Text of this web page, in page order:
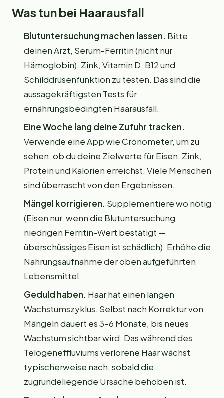
Was tun bei Haarausfall
Blutuntersuchung machen lassen. Bitte
deinen Arzt, Serum-Ferritin (nicht nur
Hämoglobin), Zink, Vitamin D, B12 und
Schilddrüsenfunktion zu testen. Das sind die
aussagekräftigsten Tests für
ernährungsbedingten Haarausfall.
Eine Woche lang deine Zufuhr tracken.
Verwende eine App wie Cronometer, um zu
sehen, ob du deine Zielwerte für Eisen, Zink,
Protein und Kalorien erreichst. Viele Menschen
sind überrascht von den Ergebnissen.
Mängel korrigieren. Supplementiere wo nötig
(Eisen nur, wenn die Blutuntersuchung
niedrigen Ferritin-Wert bestätigt —
überschüssiges Eisen ist schädlich). Erhöhe die
Nahrungsaufnahme der oben aufgeführten
Lebensmittel.
Geduld haben. Haar hat einen langen
Wachstumszyklus. Selbst nach Korrektur von
Mängeln dauert es 3–6 Monate, bis neues
Wachstum sichtbar wird. Das während des
Telogeneffluviums verlorene Haar wächst
typischerweise nach, sobald die
zugrundeliegende Ursache behoben ist.